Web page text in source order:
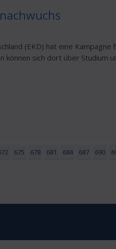
(EKD) hat eine
sich dort über Studium
675 678 681 684 687 690